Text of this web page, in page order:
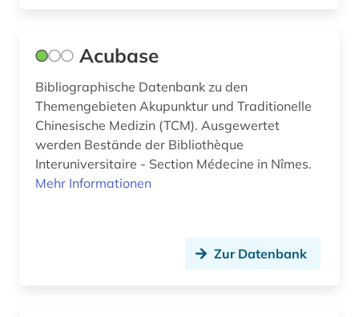
edinburgh (1)
edition (1)
eingeweide (1)
eingliederung (1)
ejournals (1)
elektromagnetische felder (1)
Acubase
Bibliographische Datenbank zu den
Themengebieten Akupunktur und Traditionelle
Chinesische Medizin (TCM). Ausgewertet
werden Bestände der Bibliothèque
Interuniversitaire - Section Médecine in Nîmes.
Mehr Informationen
Zur Datenbank